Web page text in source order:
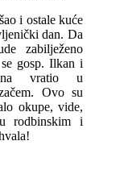
i ostale kuće
dan. Da
zabilježeno
gosp. Ilkan i
vratio u
Ovo su
okupe, vide,
rodbinskim i